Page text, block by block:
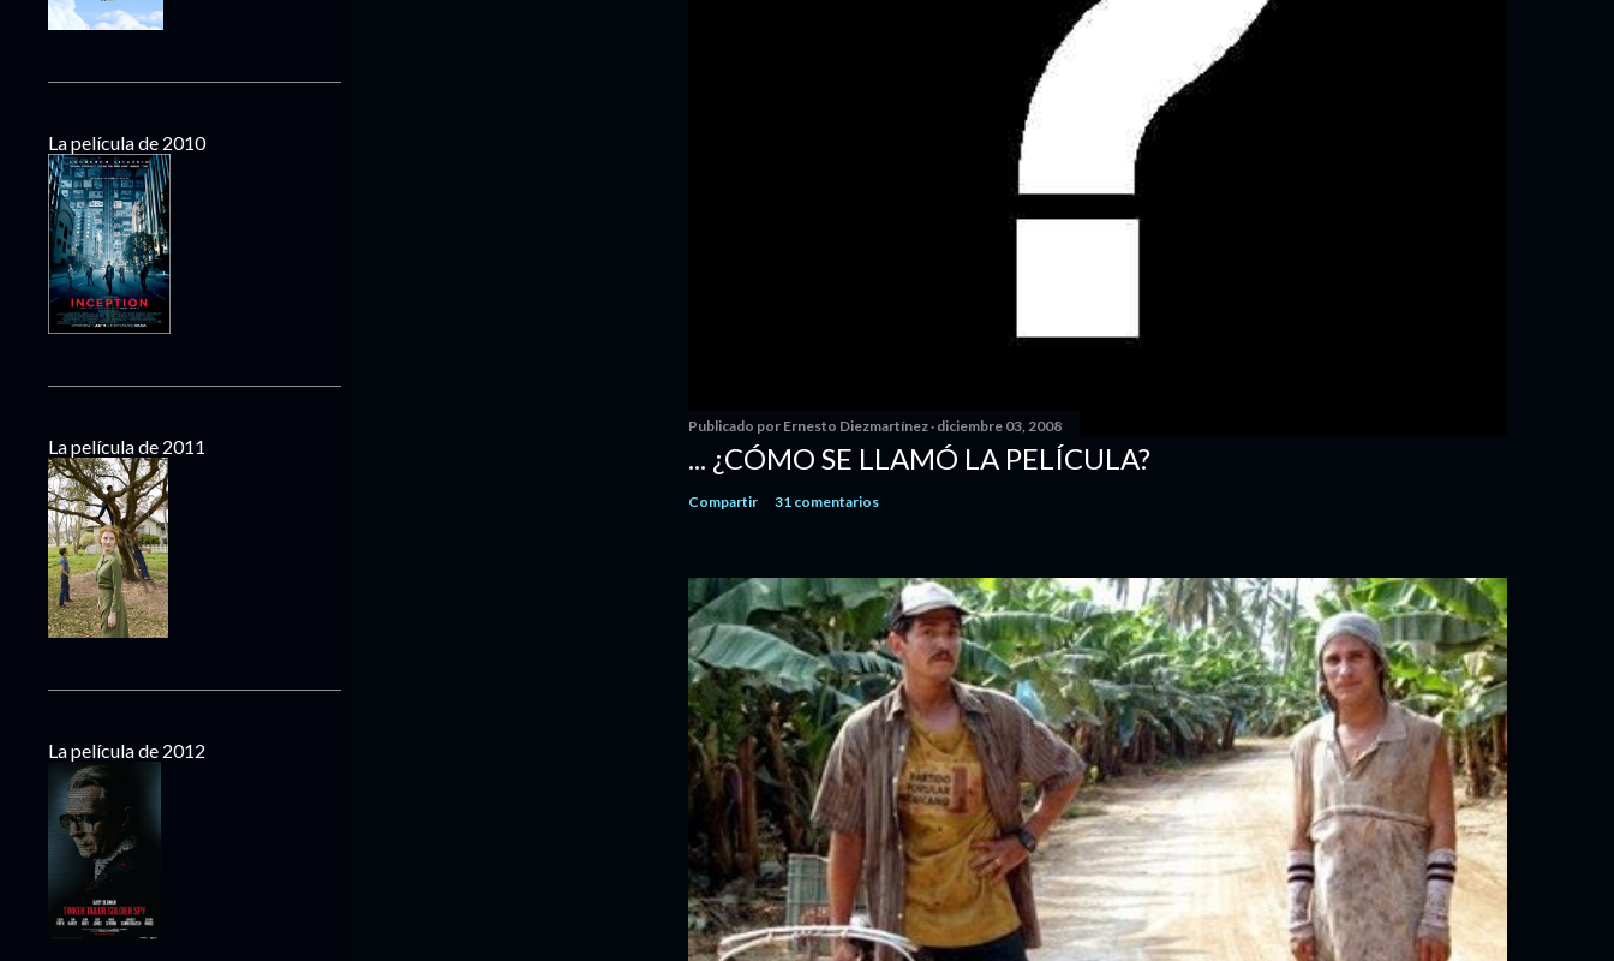
Publicado por Ernesto Diezmartínez diciembre 03, 2008
... ¿CÓMO SE LLAMÓ LA PELÍCULA?
Compartir 31 comentarios
La película de 2010
La película de 2011
La película de 2012